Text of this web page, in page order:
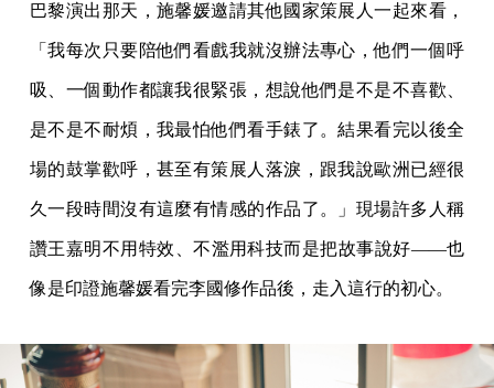
巴黎演出那天，施馨媛邀請其他國家策展人一起來看，
「我每次只要陪他們看戲我就沒辦法專心，他們一個呼
吸、一個動作都讓我很緊張，想說他們是不是不喜歡、
是不是不耐煩，我最怕他們看手錶了。結果看完以後全
場的鼓掌歡呼，甚至有策展人落淚，跟我說歐洲已經很
久一段時間沒有這麼有情感的作品了。」現場許多人稱
讚王嘉明不用特效、不濫用科技而是把故事說好——也
像是印證施馨媛看完李國修作品後，走入這行的初心。